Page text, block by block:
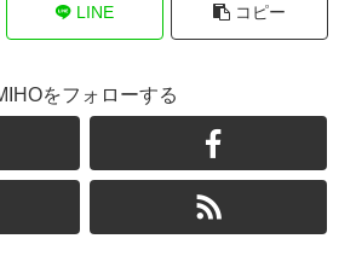
LINE コピー
をフォローする